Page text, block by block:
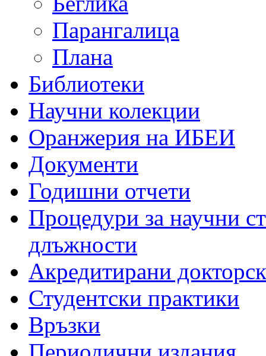
Парангалица
Плана
Библиотеки
Научни колекции
Оранжерия на ИБЕИ
Документи
Годишни отчети
Процедури за научни
длъжности
Акредитирани
Студентски практики
Връзки